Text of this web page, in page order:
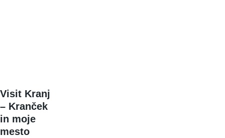
Visit Kranj
– Kranček
in moje
mesto